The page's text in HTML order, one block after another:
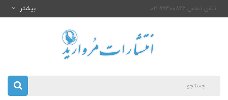
تلفن تماس ۶۶۴۰۰۸۶۶-۰۲۱ بیشتر